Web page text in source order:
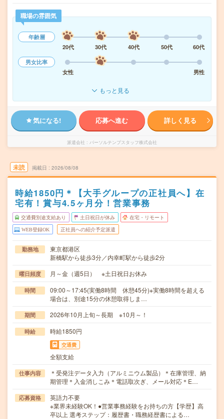
職場の雰囲気
年齢層
20代
30代 40代 50代
60代
男女比率
女性
男性
もっと見る
気になる! 応募へ進む 詳しく見る
派遣会社 パーソルテンプスタッフ株式会社
未読 掲載日 2026/08/08
時給1850円＊【大手グループの正社員へ】在
宅有！賞与4.5ヶ月分！営業事務
交通費別途支給あり 土日祝日が休み 在宅・リモート
WEB登録OK 正社員への紹介予定派遣
勤務地
東京都港区
新橋駅から徒歩3分／内幸町駅から徒歩2分
曜日頻度 月～金（週5日） ※土日祝日お休み
時間
09:00～17:45(実働8時間 休憩45分)※実働8時間を超える
場合は、別途15分の休憩取得しま…
期間 2026年10月上旬～長期 ※10月～！
時給 時給1850円
交通費
全額支給
仕事内容
＊受発注データ入力（アルミニウム製品）＊在庫管理、納
期管理＊入金消しこみ＊電話取次ぎ、メール対応＊E…
応募資格
英語力不要
※業界未経験OK！●営業事務経験をお持ちの方【学歴】高
卒以上 選考ステップ：履歴書・職務経歴書による…